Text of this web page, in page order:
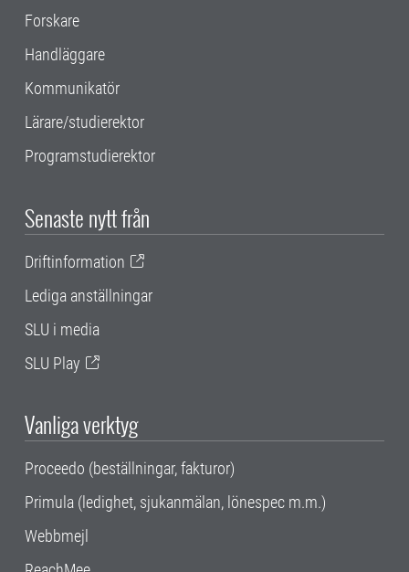
Forskare
Handläggare
Kommunikatör
Lärare/studierektor
Programstudierektor
Senaste nytt från
Driftinformation
Lediga anställningar
SLU i media
SLU Play
Vanliga verktyg
Proceedo (beställningar, fakturor)
Primula (ledighet, sjukanmälan, lönespec m.m.)
Webbmejl